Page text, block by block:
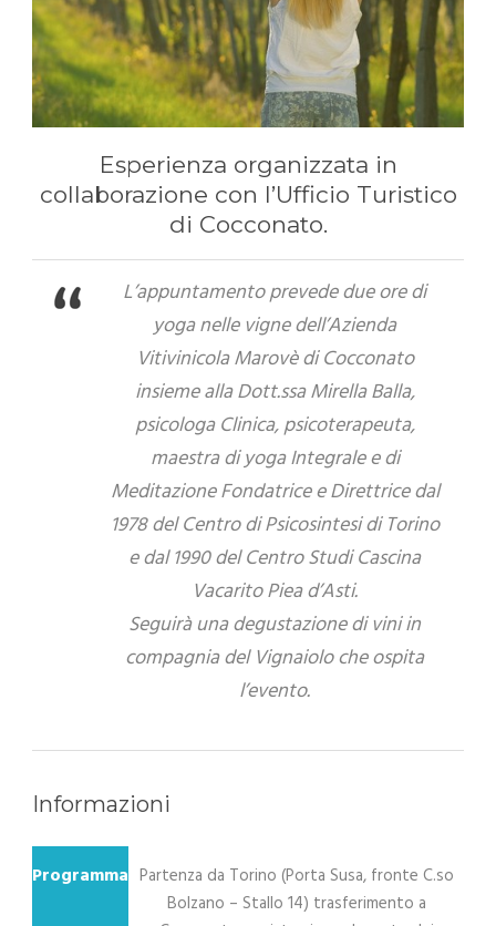
Esperienza organizzata in
collaborazione con l’Ufficio Turistico
di Cocconato.
L’appuntamento prevede due ore di
yoga nelle vigne dell’Azienda
Vitivinicola Marovè di Cocconato
insieme alla Dott.ssa Mirella Balla,
psicologa Clinica, psicoterapeuta,
maestra di yoga Integrale e di
Meditazione Fondatrice e Direttrice dal
1978 del Centro di Psicosintesi di Torino
e dal 1990 del Centro Studi Cascina
Vacarito Piea d’Asti.
Seguirà una degustazione di vini in
compagnia del Vignaiolo che ospita
l’evento.
Informazioni
Programma Partenza da Torino (Porta Susa, fronte C.so
Bolzano – Stallo 14) trasferimento a